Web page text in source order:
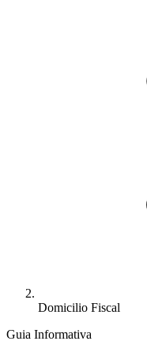
Domicilio Fiscal
Guia Informativa